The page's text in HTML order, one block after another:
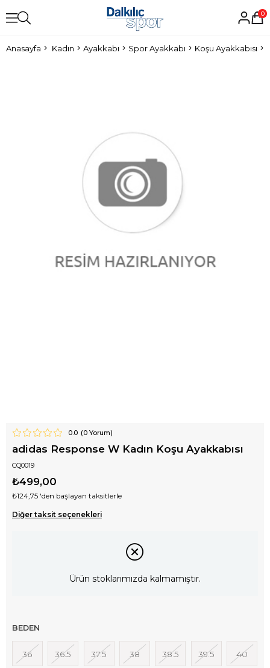
0
Anasayfa Kadın Ayakkabı Spor Ayakkabı Koşu Ayakkabısı
0.0 (0Yorum)
adidas Response W Kadın Koşu Ayakkabısı
CQ0019
₺499,00
₺124,75 'den başlayan taksitlerle
Diğer taksit seçenekleri
Ürün stoklarımızda kalmamıştır.
BEDEN
36 36.5 37.5 38 38.5 39.5 40